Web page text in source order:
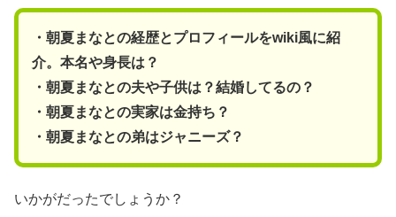
・朝夏まなとの経歴とプロフィールをwiki風に紹
介。本名や身長は？
・朝夏まなとの夫や子供は？結婚してるの？
・朝夏まなとの実家は金持ち？
・朝夏まなとの弟はジャニーズ？
いかがだったでしょうか？